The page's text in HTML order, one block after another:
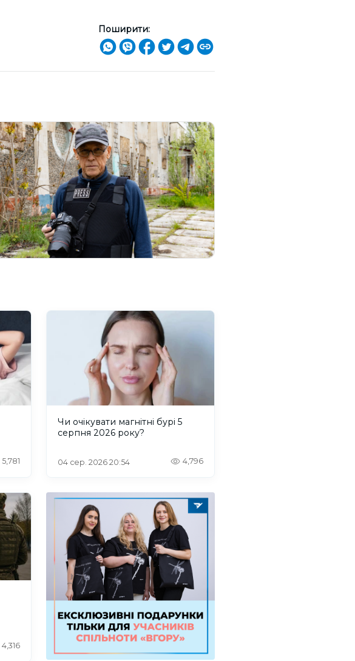
Поширити:
5,781
Чи очікувати магнітні бурі 5
серпня 2026 року?
04 сер. 2026 20:54 4,796
4,316